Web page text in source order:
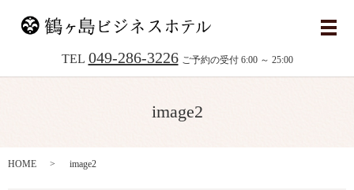
TEL 049-286-3226 ご予約の受付 6:00 ～ 25:00
メ
image2
HOME image2